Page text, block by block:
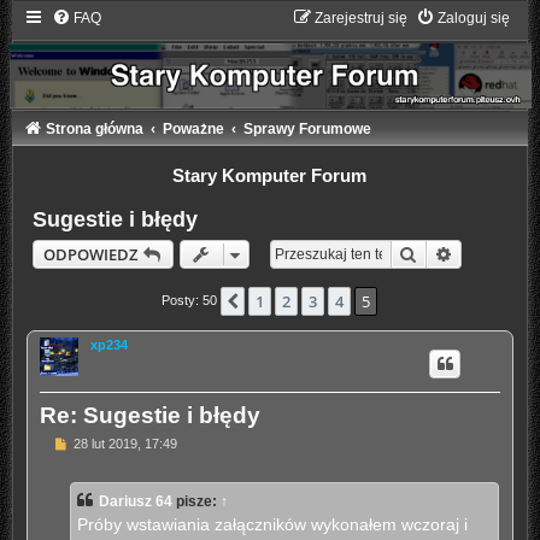
FAQ Zaloguj się
Zarejestruj się
Strona główna Poważne Sprawy Forumowe
Stary Komputer Forum
Sugestie i błędy
ODPOWIEDZ Szukaj
Posty: 50 Poprzednia
1 2 3 4 5
xp234
Re: Sugestie i błędy
P
t
28 lut 2019, 17:49
Dariusz 64pisze: ↑
Próby wstawiania załączników wykonałem wczoraj i